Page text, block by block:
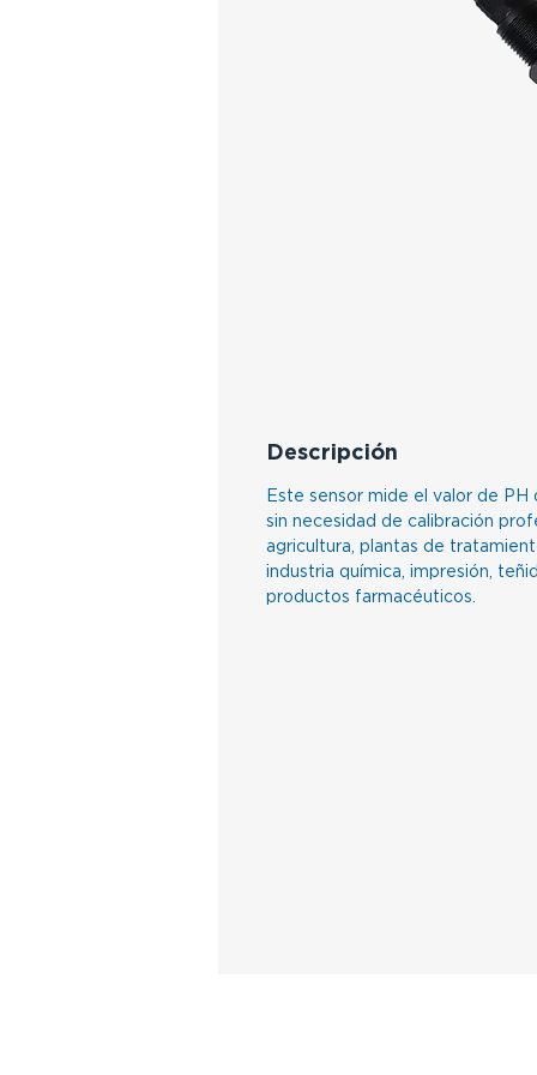
Descripción
Este sensor mide el valor de
sin necesidad de calibración
agricultura, plantas de
industria química, impresión,
productos farmacéuticos.